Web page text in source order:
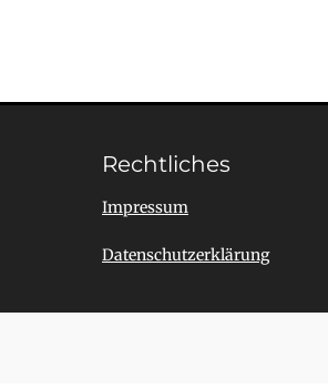
Rechtliches
Impressum
Datenschutzerklärung